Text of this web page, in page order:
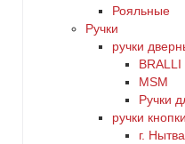
Рояльные
Ручки
ручки
BRALLI
MSM
Ручки
ручки кнопки
г. Нытва